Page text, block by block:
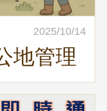
2025/10/14
地管理
」地政